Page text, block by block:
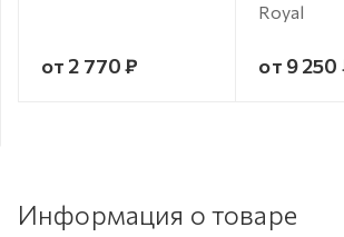
от 2 770 ₽
Royal
от 9 250
Информация о товаре